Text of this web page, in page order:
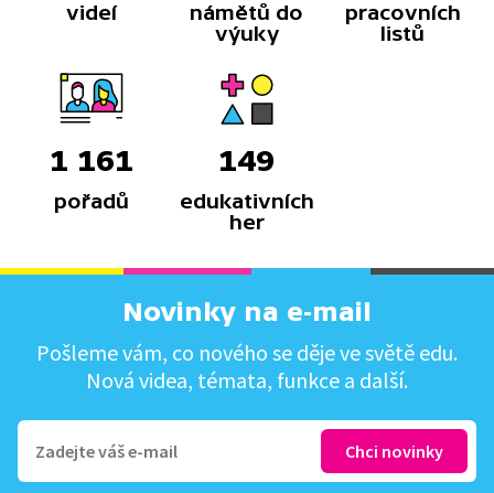
videí
námětů do
výuky
pracovních
listů
1 161
pořadů
149
edukativních
her
Novinky na e-mail
Pošleme vám, co nového se děje ve světě edu.
Nová videa, témata, funkce a další.